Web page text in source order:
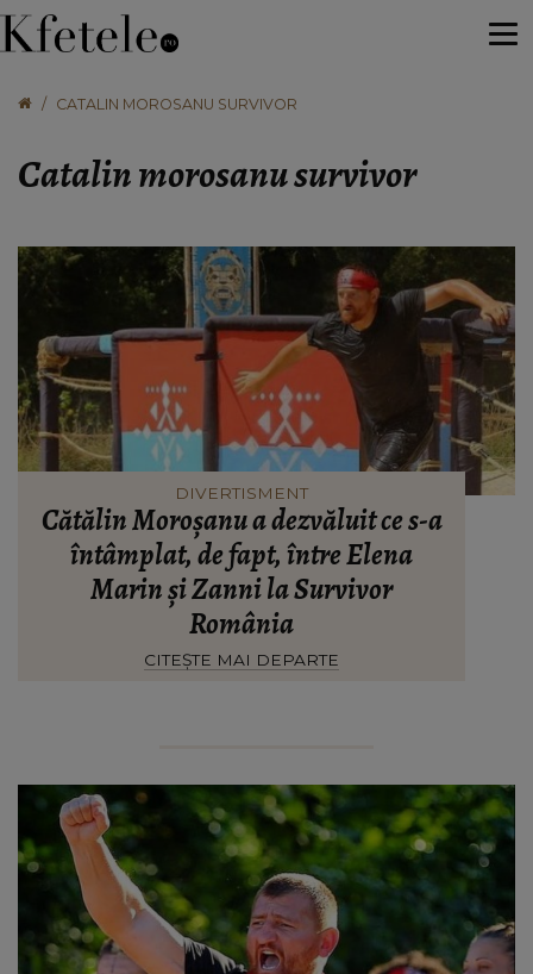
CATALIN MOROSANU SURVIVOR
Catalin morosanu survivor
DIVERTISMENT
Cătălin Moroșanu a dezvăluit ce s-a
întâmplat, de fapt, între Elena
Marin și Zanni la Survivor
România
CITEȘTE MAI DEPARTE